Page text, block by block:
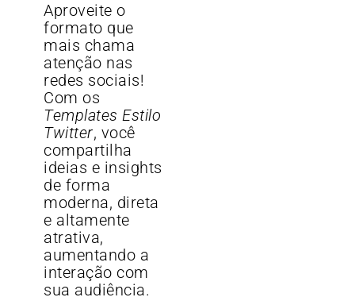
Aproveite o
formato que
mais chama
atenção nas
redes sociais!
Com os
Templates Estilo
Twitter, você
compartilha
ideias e insights
de forma
moderna, direta
e altamente
atrativa,
aumentando a
interação com
sua audiência.